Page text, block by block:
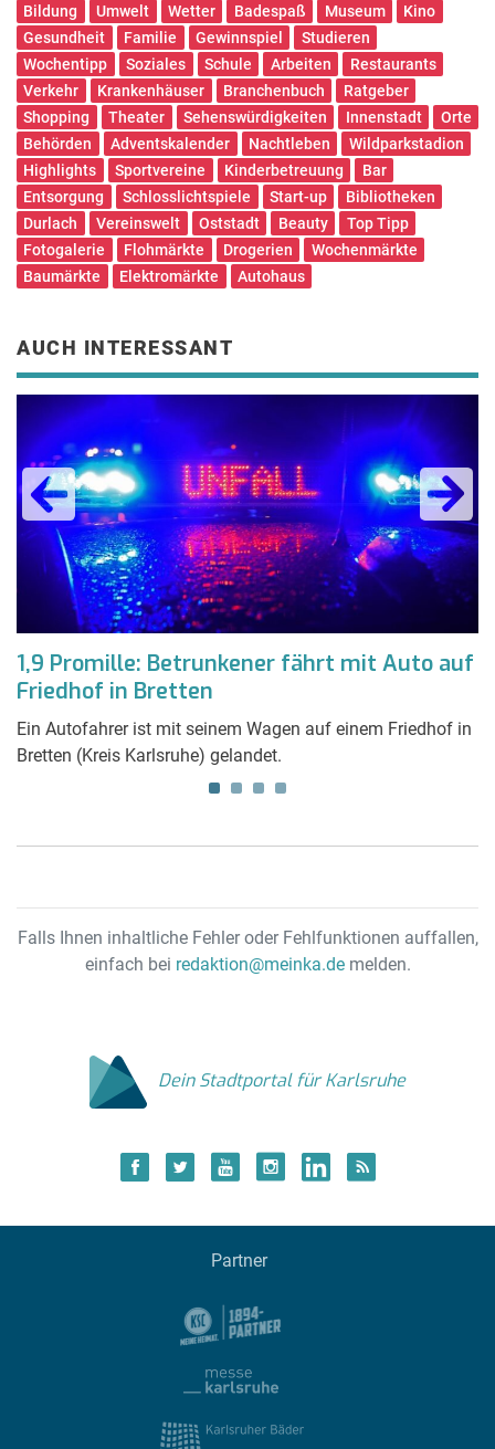
Bildung
Umwelt Wetter Badespaß Museum
Kino
Gesundheit
Familie Gewinnspiel
Studieren
Wochentipp
Soziales Schule Arbeiten
Restaurants
Verkehr
Krankenhäuser Branchenbuch
Ratgeber
Shopping
Theater Sehenswürdigkeiten Innenstadt
Orte
Behörden
Adventskalender Nachtleben
Wildparkstadion
Highlights
Sportvereine Kinderbetreuung
Bar
Entsorgung
Schlosslichtspiele Start-up
Bibliotheken
Durlach
Vereinswelt Oststadt Beauty
Top Tipp
Fotogalerie
Flohmärkte Drogerien
Wochenmärkte
Baumärkte
Elektromärkte Autohaus
AUCH INTERESSANT
1,9 Promille: Betrunkener fährt mit Auto auf
Friedhof in Bretten
Ein Autofahrer ist mit seinem Wagen auf einem Friedhof in
Bretten (Kreis Karlsruhe) gelandet.
Falls Ihnen inhaltliche Fehler oder Fehlfunktionen auffallen,
einfach bei redaktion@meinka.demelden.
Dein Stadtportal für Karlsruhe
Partner